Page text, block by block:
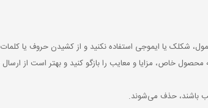
خاص، مزایا و معایب را بازگو کنید و بهتر است از
باشند، حذف می‌شوند.